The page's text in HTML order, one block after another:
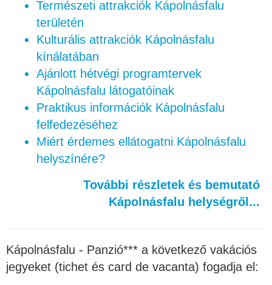
Természeti attrakciók Kápolnásfalu
területén
Kulturális attrakciók Kápolnásfalu
kínálatában
Ajánlott hétvégi programtervek
Kápolnásfalu látogatóinak
Praktikus információk Kápolnásfalu
felfedezéséhez
Miért érdemes ellátogatni Kápolnásfalu
helyszínére?
További részletek és bemutató
Kápolnásfalu helységről...
Kápolnásfalu - Panzió*** a következő vakációs
jegyeket (tichet és card de vacanta) fogadja el: